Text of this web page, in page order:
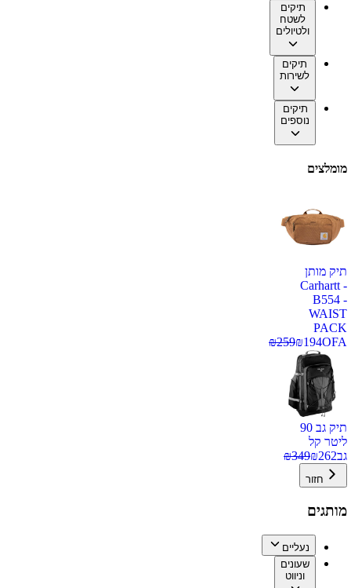
תיקים
לשטח
ולטיולים
תיקים
לשירות
תיקים
נוספים
מומלצים
תיק מותן
Carhartt -
B554 -
WAIST
PACK
OFA
₪194
₪259
תיק גב 90
ליטר קל
גב
₪262
₪349
חזור
מותגים
נעליים
שעונים
וניווט